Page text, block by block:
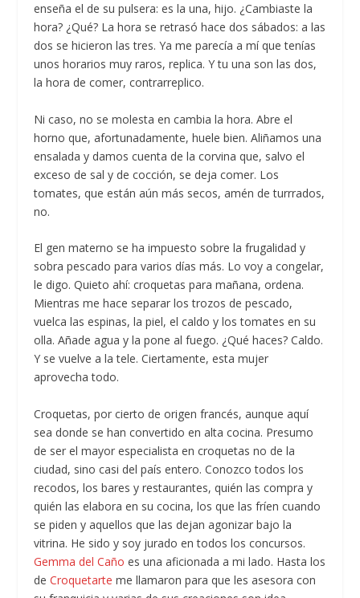
enseña el de su pulsera: es la una, hijo. ¿Cambiaste la
hora? ¿Qué? La hora se retrasó hace dos sábados: a las
dos se hicieron las tres. Ya me parecía a mí que tenías
unos horarios muy raros, replica. Y tu una son las dos,
la hora de comer, contrarreplico.
Ni caso, no se molesta en cambia la hora. Abre el
horno que, afortunadamente, huele bien. Aliñamos una
ensalada y damos cuenta de la corvina que, salvo el
exceso de sal y de cocción, se deja comer. Los
tomates, que están aún más secos, amén de turrrados,
no.
El gen materno se ha impuesto sobre la frugalidad y
sobra pescado para varios días más. Lo voy a congelar,
le digo. Quieto ahí: croquetas para mañana, ordena.
Mientras me hace separar los trozos de pescado,
vuelca las espinas, la piel, el caldo y los tomates en su
olla. Añade agua y la pone al fuego. ¿Qué haces? Caldo.
Y se vuelve a la tele. Ciertamente, esta mujer
aprovecha todo.
Croquetas, por cierto de origen francés, aunque aquí
sea donde se han convertido en alta cocina. Presumo
de ser el mayor especialista en croquetas no de la
ciudad, sino casi del país entero. Conozco todos los
recodos, los bares y restaurantes, quién las compra y
quién las elabora en su cocina, los que las fríen cuando
se piden y aquellos que las dejan agonizar bajo la
vitrina. He sido y soy jurado en todos los concursos.
Gemma del Caño es una aficionada a mi lado. Hasta los
deCroquetarte me llamaron para que les asesora con